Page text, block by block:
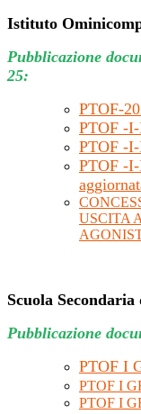
Istituto
Pubblicazione
25:
PTOF-
PTOF -
PTOF -
PTOF -
USCITA
Scuola
Pubblicazione
PTOF I
PTOF I
PTOF I